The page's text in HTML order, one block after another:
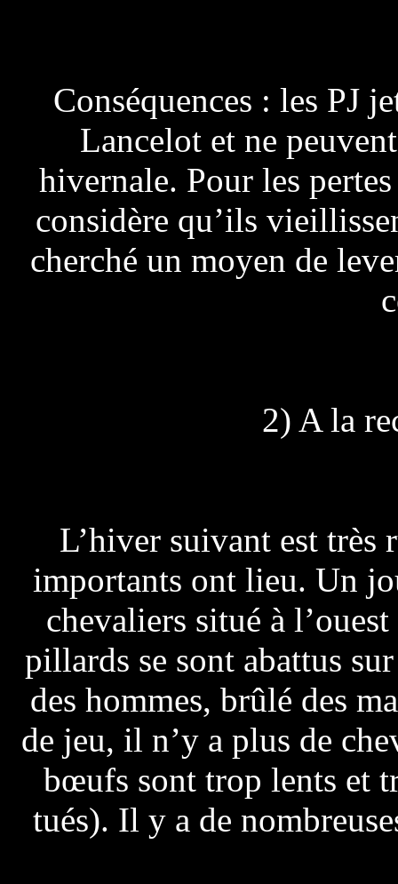
Conséquences : les PJ
Lancelot et ne
hivernale. Pour les
considère qu’ils
cherché un moyen de
2) A la
L’hiver suivant est très
importants ont lieu. Un
chevaliers situé à
pillards se sont abattus
des hommes, brûlé des
de jeu, il n’y a plus de
bœufs sont trop lents et
tués). Il y a de